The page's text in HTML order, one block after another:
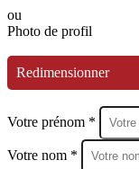
ou
Photo de profil
Redimensionner
Votre prénom *
Votre nom *